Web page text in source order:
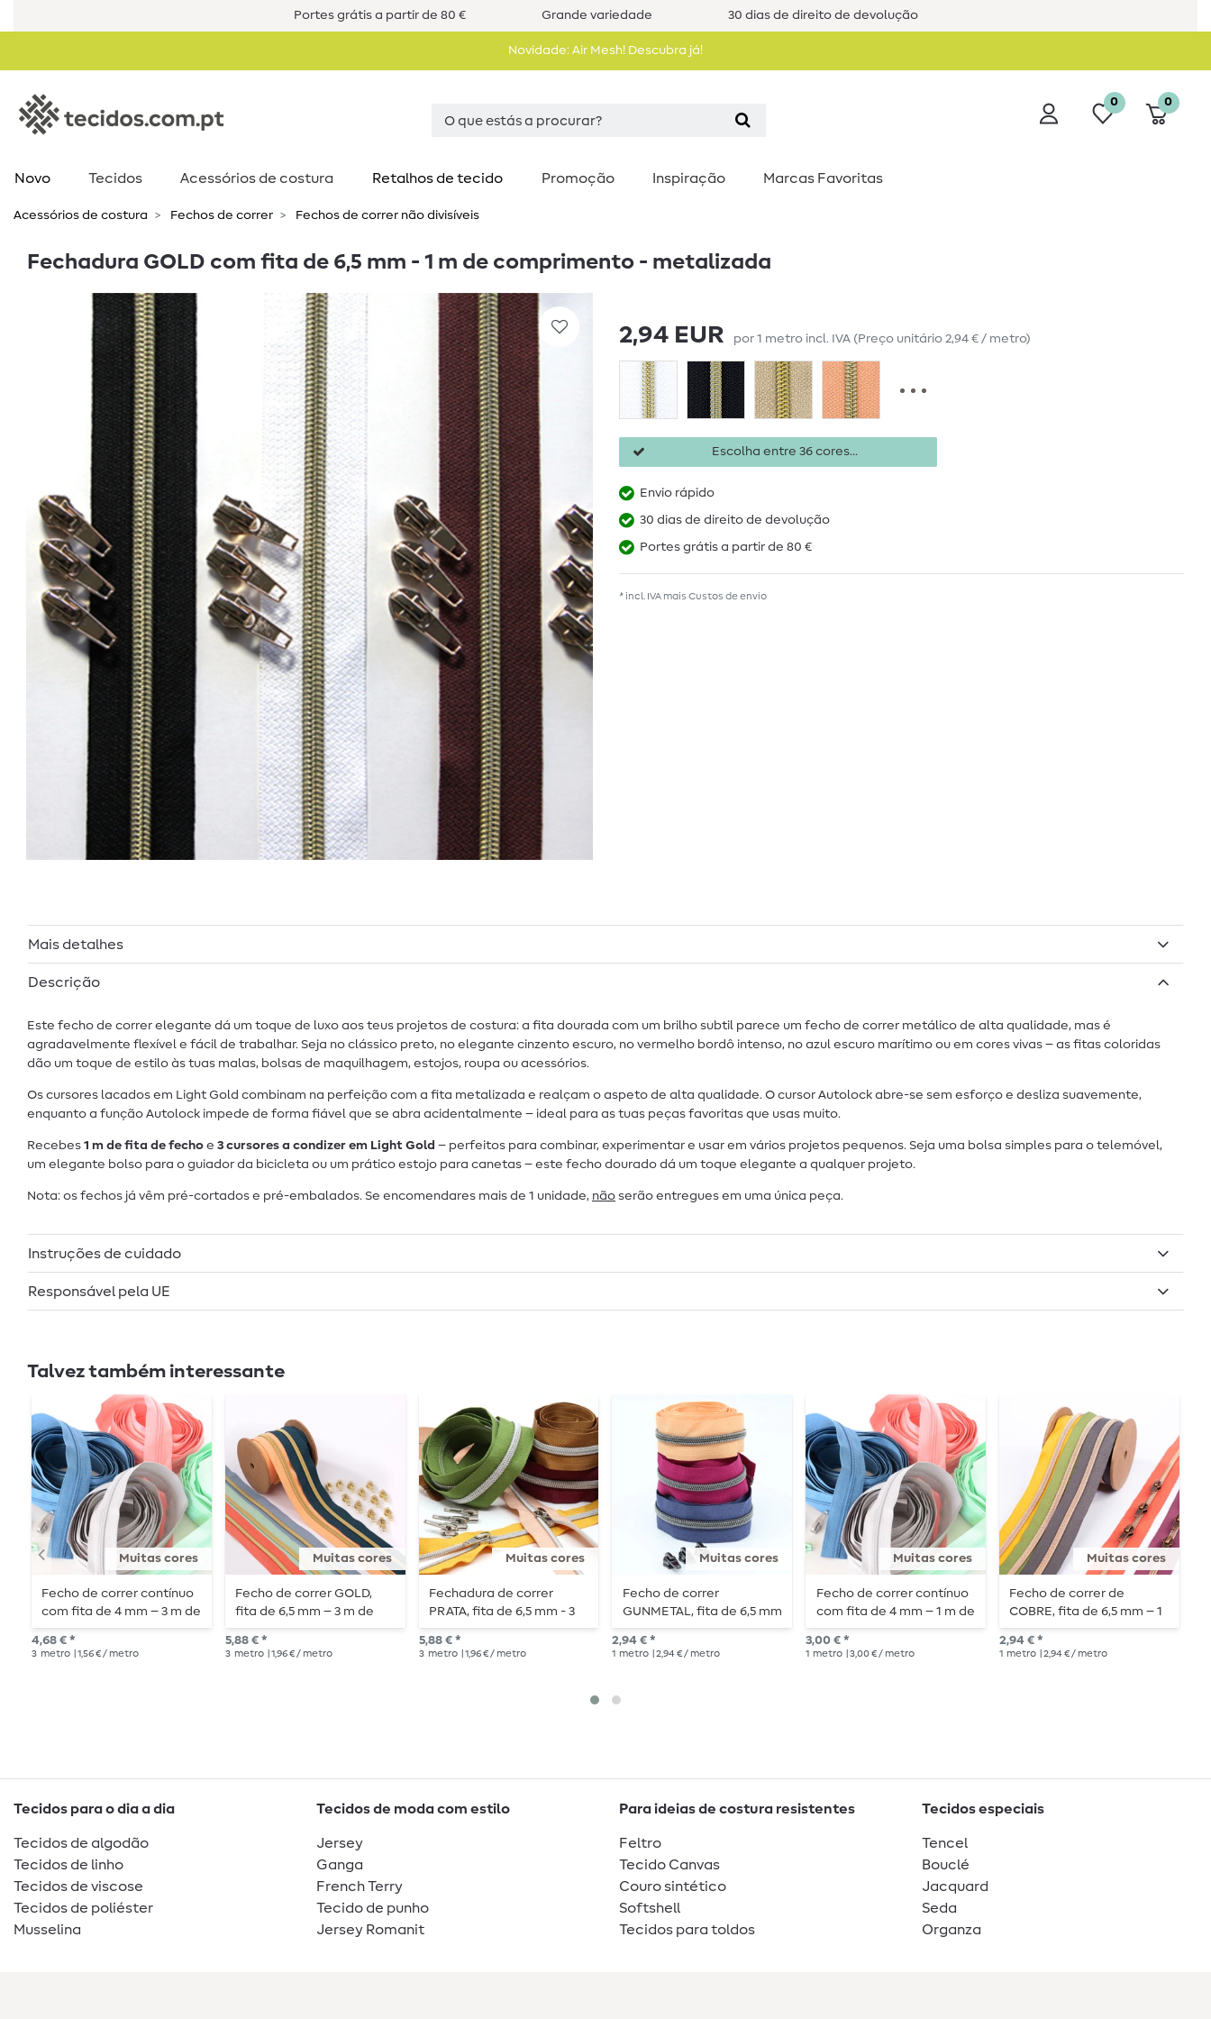
Portes grátis a partir de 80 € Grande variedade 30 dias de direito de devolução
Novidade: Air Mesh! Descubra já!
0 0
Novo Tecidos Acessórios de costura​ Retalhos de tecido Promoção Inspiração Marcas Favoritas
Acessórios de costura​ Fechos de correr Fechos de correr não divisíveis
Fechadura GOLD com fita de 6,5 mm - 1 m de comprimento - metalizada
2,94 EUR por 1 metro incl. IVA (Preço unitário 2,94 € / metro)
Escolha entre 36 cores...
Envio rápido
30 dias de direito de devolução
Portes grátis a partir de 80 €
* incl. IVA mais Custos de envio
Mais detalhes
Descrição
Este fecho de correr elegante dá um toque de luxo aos teus projetos de costura: a fita dourada com um brilho subtil parece um fecho de correr metálico de alta qualidade, mas é
agradavelmente flexível e fácil de trabalhar. Seja no clássico preto, no elegante cinzento escuro, no vermelho bordô intenso, no azul escuro marítimo ou em cores vivas – as fitas coloridas
dão um toque de estilo às tuas malas, bolsas de maquilhagem, estojos, roupa ou acessórios.
Os cursores lacados em Light Gold combinam na perfeição com a fita metalizada e realçam o aspeto de alta qualidade. O cursor Autolock abre-se sem esforço e desliza suavemente,
enquanto a função Autolock impede de forma fiável que se abra acidentalmente – ideal para as tuas peças favoritas que usas muito.
Recebes 1 m de fita de fecho e 3 cursores a condizer em Light Gold – perfeitos para combinar, experimentar e usar em vários projetos pequenos. Seja uma bolsa simples para o telemóvel,
um elegante bolso para o guiador da bicicleta ou um prático estojo para canetas – este fecho dourado dá um toque elegante a qualquer projeto.
Nota: os fechos já vêm pré-cortados e pré-embalados. Se encomendares mais de 1 unidade, não serão entregues em uma única peça.
Instruções de cuidado
Responsável pela UE
Talvez também interessante
Muitas cores
Fecho de correr contínuo
com fita de 4 mm – 3 m de
comprimento
4,68 € *
3 metro | 1,56 € / metro
Muitas cores
Fecho de correr GOLD,
fita de 6,5 mm – 3 m de
comprimento –
metalizado
5,88 € *
3 metro | 1,96 € / metro
Muitas cores
Fechadura de correr
PRATA, fita de 6,5 mm - 3
m de comprimento -
metalizada
5,88 € *
3 metro | 1,96 € / metro
Muitas cores
Fecho de correr
GUNMETAL, fita de 6,5 mm
– 1 m de comprimento –
metalizado
2,94 € *
1 metro | 2,94 € / metro
Muitas cores
Fecho de correr contínuo
com fita de 4 mm – 1 m de
comprimento
3,00 € *
1 metro | 3,00 € / metro
Muitas cores
Fecho de correr de
COBRE, fita de 6,5 mm – 1
m de comprimento –
metalizado
2,94 € *
1 metro | 2,94 € / metro
Tecidos para o dia a dia
Tecidos de algodão
Tecidos de linho
Tecidos de viscose
Tecidos de poliéster
Musselina
Tecidos de moda com estilo
Jersey
Ganga
French Terry
Tecido de punho
Jersey Romanit
Para ideias de costura resistentes
Feltro
Tecido Canvas
Couro sintético
Softshell
Tecidos para toldos
Tecidos especiais
Tencel
Bouclé
Jacquard
Seda
Organza